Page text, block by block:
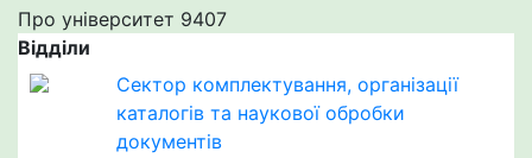
Про університет 9407
Відділи
Cектор комплектування, організації
каталогів та наукової обробки
документів